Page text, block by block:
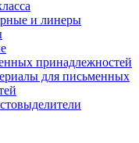
и линеры
принадлежностей
для письменных